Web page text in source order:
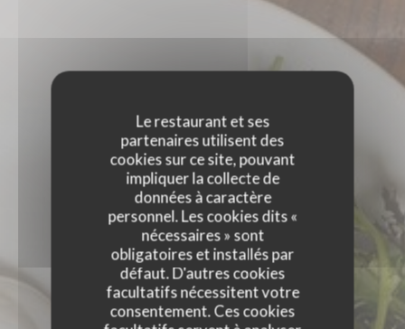
Le restaurant et ses
partenaires utilisent des
cookies sur ce site, pouvant
impliquer la collecte de
données à caractère
personnel. Les cookies dits «
nécessaires » sont
obligatoires et installés par
défaut. D'autres cookies
facultatifs nécessitent votre
consentement. Ces cookies